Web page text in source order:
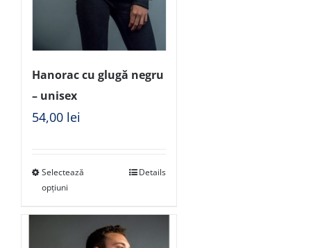
Hanorac cu glugă negru
– unisex
54,00 lei
Selectează
opțiuni
Details